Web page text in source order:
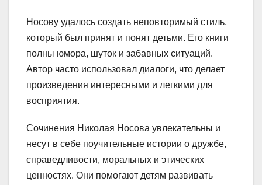
Носову удалось создать неповторимый стиль,
который был принят и понят детьми. Его книги
полны юмора, шуток и забавных ситуаций.
Автор часто использовал диалоги, что делает
произведения интересными и легкими для
восприятия.
Сочинения Николая Носова увлекательны и
несут в себе поучительные истории о дружбе,
справедливости, моральных и этических
ценностях. Они помогают детям развивать